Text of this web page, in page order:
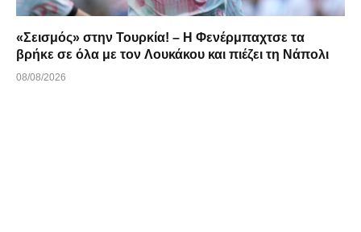
«Σεισμός» στην Τουρκία! – Η Φενέρμπαχτσε τα
βρήκε σε όλα με τον Λουκάκου και πιέζει τη Νάπολι
08/08/2026